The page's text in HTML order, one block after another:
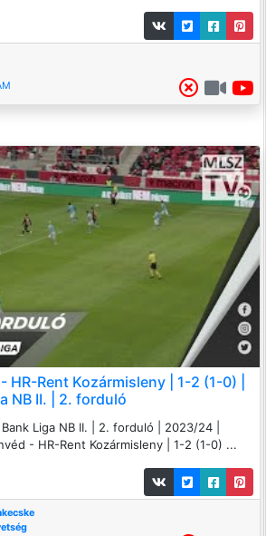
HR-Rent Kozármisleny | 1-2 (1-0) |
NB II. | 2. forduló
Liga NB II. | 2. forduló | 2023/24 |
- HR-Rent Kozármisleny | 1-2 (1-0) ...